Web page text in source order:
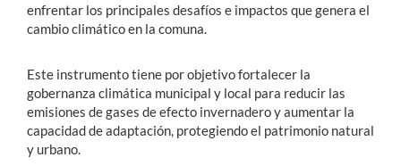
enfrentar los principales desafíos e impactos que genera el
cambio climático en la comuna.
Este instrumento tiene por objetivo fortalecer la
gobernanza climática municipal y local para reducir las
emisiones de gases de efecto invernadero y aumentar la
capacidad de adaptación, protegiendo el patrimonio natural
y urbano.